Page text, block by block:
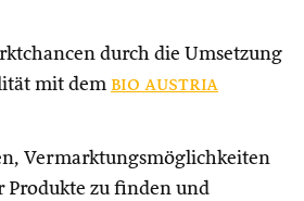
durch die Umsetzung
mit dem bio austria
Vermarktungsmöglichkeiten
Produkte zu finden und